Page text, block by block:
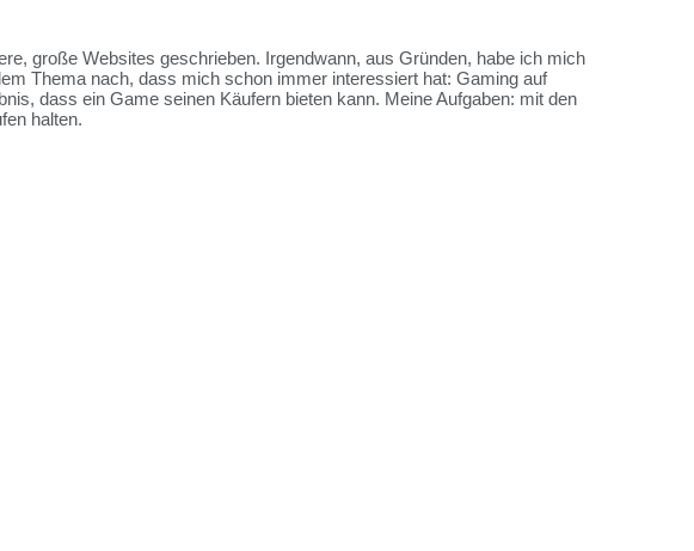
große Websites geschrieben. Irgendwann, aus Gründen, habe ich mich
Thema nach, dass mich schon immer interessiert hat: Gaming auf
dass ein Game seinen Käufern bieten kann. Meine Aufgaben: mit den
halten.